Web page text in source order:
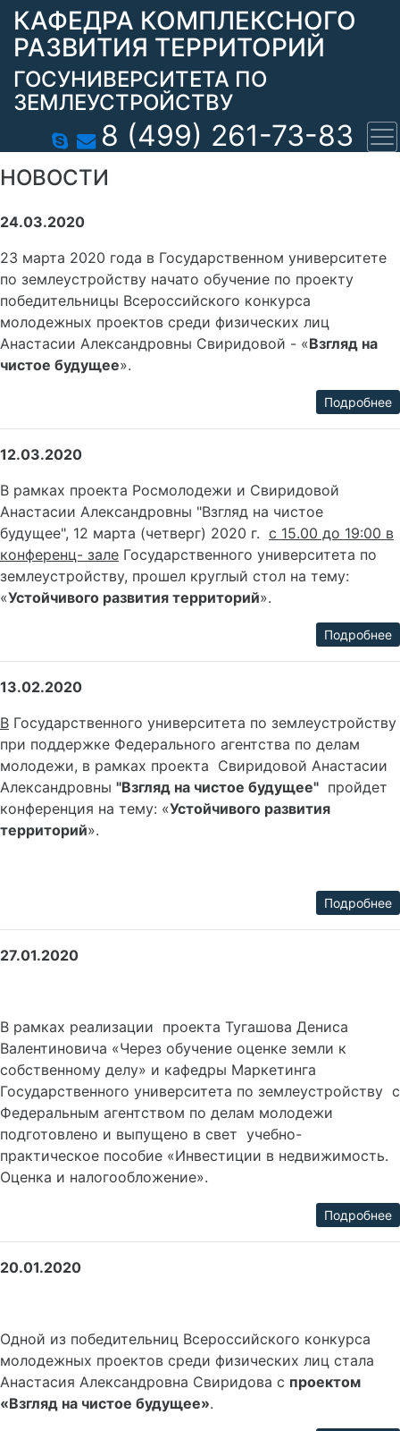
КАФЕДРА КОМПЛЕКСНОГО
РАЗВИТИЯ ТЕРРИТОРИЙ
ГОСУНИВЕРСИТЕТА ПО
ЗЕМЛЕУСТРОЙСТВУ
8 (499) 261-73-83
НОВОСТИ
24.03.2020
23 марта 2020 года в Государственном университете
по землеустройству начато обучение по проекту
победительницы Всероссийского конкурса
молодежных проектов среди физических лиц
Анастасии Александровны Свиридовой - «Взгляд на
чистое будущее».
Подробнее
12.03.2020
В рамках проекта Росмолодежи и Свиридовой
Анастасии Александровны "Взгляд на чистое
будущее", 12 марта (четверг) 2020 г. с 15.00 до 19:00 в
конференц- зале Государственного университета по
землеустройству, прошел круглый стол на тему:
«Устойчивого развития территорий».
Подробнее
13.02.2020
В Государственного университета по землеустройству
при поддержке Федерального агентства по делам
молодежи, в рамках проекта Свиридовой Анастасии
Александровны "Взгляд на чистое будущее" пройдет
конференция на тему: «Устойчивого развития
территорий».
Подробнее
27.01.2020
В рамках реализации проекта Тугашова Дениса
Валентиновича «Через обучение оценке земли к
собственному делу» и кафедры Маркетинга
Государственного университета по землеустройству с
Федеральным агентством по делам молодежи
подготовлено и выпущено в свет учебно-
практическое пособие «Инвестиции в недвижимость.
Оценка и налогообложение».
Подробнее
20.01.2020
Одной из победительниц Всероссийского конкурса
молодежных проектов среди физических лиц стала
Анастасия Александровна Свиридова с проектом
«Взгляд на чистое будущее».